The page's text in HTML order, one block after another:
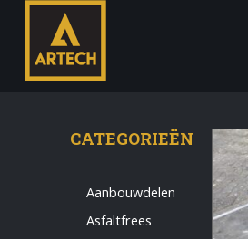
CATEGORIEËN
Aanbouwdelen
Asfaltfrees